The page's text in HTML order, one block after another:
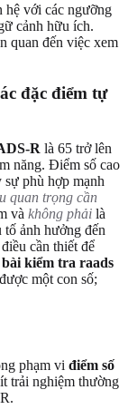
hệ với các ngưỡng
cảnh hữu ích.
quan đến việc xem
đặc điểm tự
R là 65 trở lên
năng. Điểm số cao
phù hợp mạnh
quan trọng cần
và không phải là
ảnh hưởng đến
cần thiết để
kiểm tra raads
một con số;
phạm vi điểm số
trải nghiệm thường